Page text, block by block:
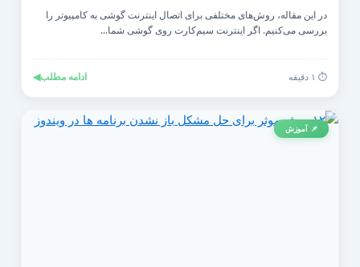
در این مقاله، روش‌های مختلفی برای اتصال اینترنت گوشی به کامپیوتر را
بررسی می‌کنیم. اگر اینترنت سیم‌کارت روی گوشی شما...
ادامه مطلب◀
📌 آموزش